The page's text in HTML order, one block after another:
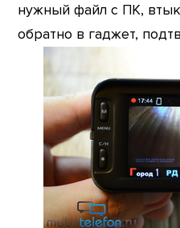
нужный файл с ПК,
обратно в гаджет,